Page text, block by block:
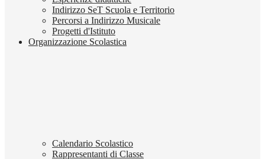
Indirizzo SeT Scuola e Territorio
Percorsi a Indirizzo Musicale
Progetti d'Istituto
Organizzazione Scolastica
Calendario Scolastico
Rappresentanti di Classe